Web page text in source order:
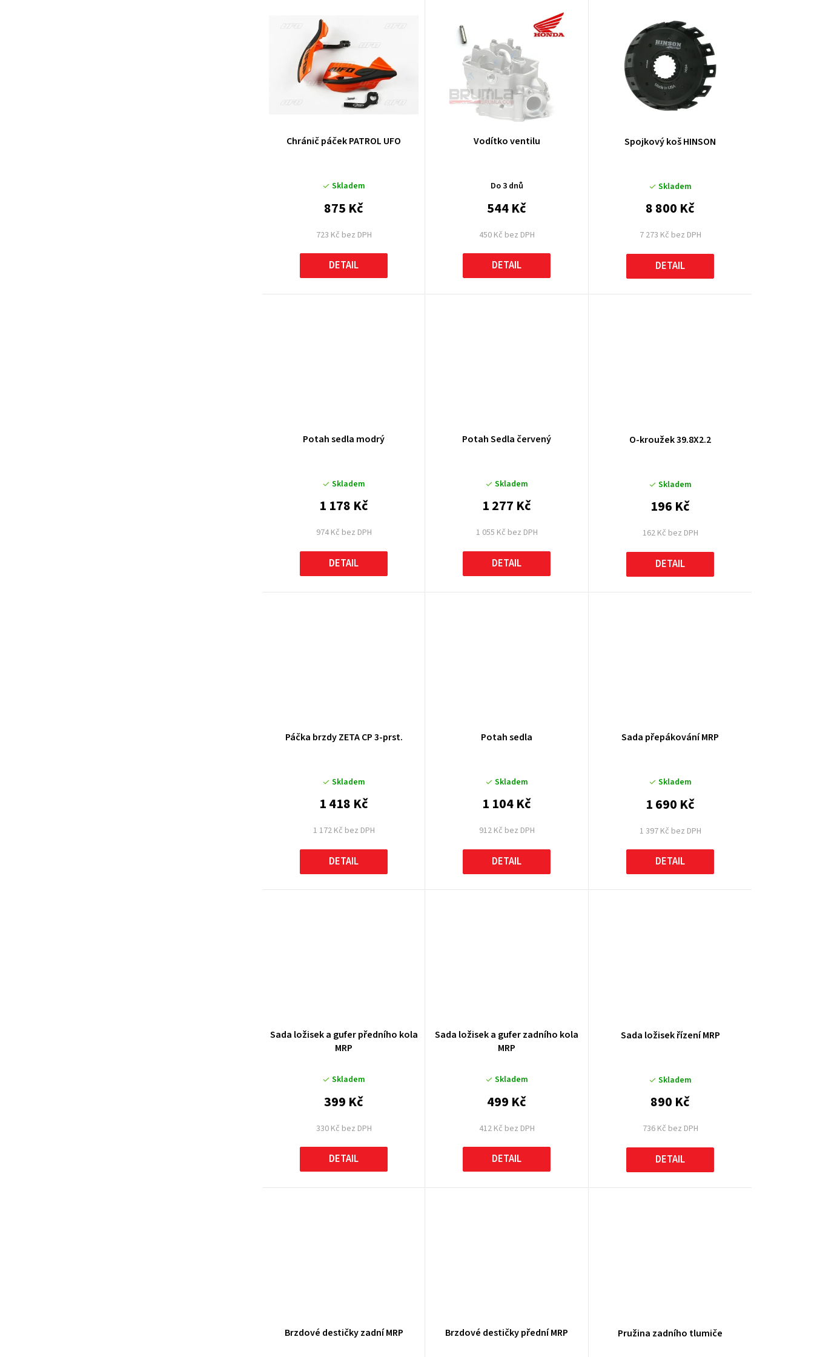
ů
Chránič páček PATROL UFO
Skladem
723 Kč bez DPH
875 Kč
DETAIL
Vodítko ventilu
Do 3 dnů
450 Kč bez DPH
544 Kč
DETAIL
Spojkový koš HINSON
Skladem
7 273 Kč bez DPH
8 800 Kč
DETAIL
Potah sedla modrý
Skladem
974 Kč bez DPH
1 178 Kč
DETAIL
Potah Sedla červený
Skladem
1 055 Kč bez DPH
1 277 Kč
DETAIL
O-kroužek 39.8X2.2
Skladem
162 Kč bez DPH
196 Kč
DETAIL
Páčka brzdy ZETA CP 3-prst.
Skladem
1 172 Kč bez DPH
1 418 Kč
DETAIL
Potah sedla
Skladem
912 Kč bez DPH
1 104 Kč
DETAIL
Sada přepákování MRP
Skladem
1 397 Kč bez DPH
1 690 Kč
DETAIL
Sada ložisek a gufer předního kola
MRP
Skladem
330 Kč bez DPH
399 Kč
DETAIL
Sada ložisek a gufer zadního kola
MRP
Skladem
412 Kč bez DPH
499 Kč
DETAIL
Sada ložisek řízení MRP
Skladem
736 Kč bez DPH
890 Kč
DETAIL
Brzdové destičky zadní MRP Brzdové destičky přední MRP Pružina zadního tlumiče